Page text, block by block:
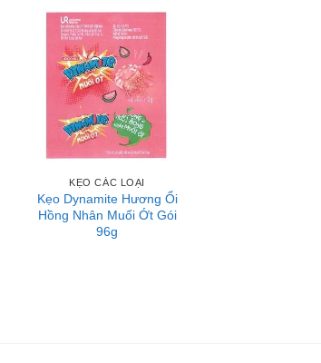
KẸO CÁC LOẠI
Kẹo Dynamite Hương Ổi
Hồng Nhân Muối Ớt Gói
96g